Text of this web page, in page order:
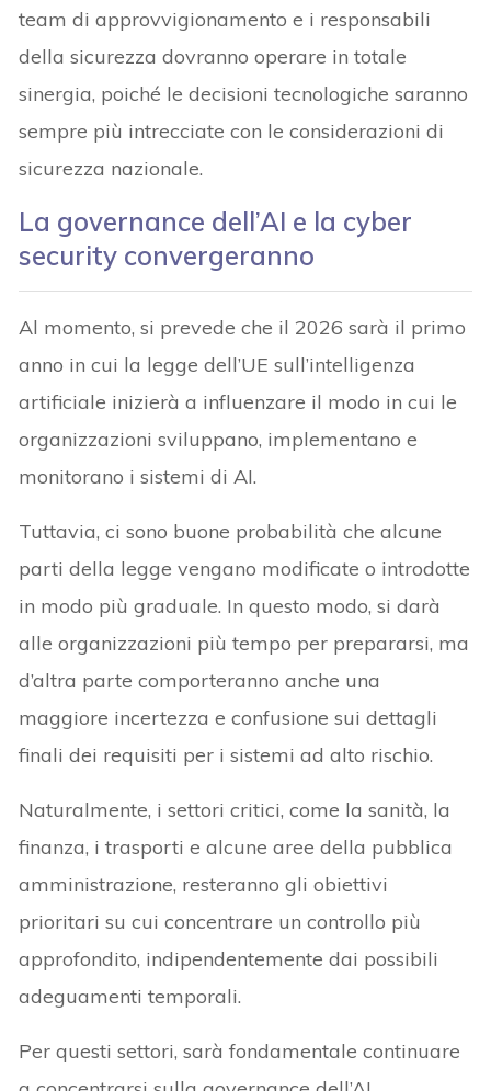
team di approvvigionamento e i responsabili
della sicurezza dovranno operare in totale
sinergia, poiché le decisioni tecnologiche saranno
sempre più intrecciate con le considerazioni di
sicurezza nazionale.
La governance dell’AI e la cyber
security convergeranno
Al momento, si prevede che il 2026 sarà il primo
anno in cui la legge dell’UE sull’intelligenza
artificiale inizierà a influenzare il modo in cui le
organizzazioni sviluppano, implementano e
monitorano i sistemi di AI.
Tuttavia, ci sono buone probabilità che alcune
parti della legge vengano modificate o introdotte
in modo più graduale. In questo modo, si darà
alle organizzazioni più tempo per prepararsi, ma
d’altra parte comporteranno anche una
maggiore incertezza e confusione sui dettagli
finali dei requisiti per i sistemi ad alto rischio.
Naturalmente, i settori critici, come la sanità, la
finanza, i trasporti e alcune aree della pubblica
amministrazione, resteranno gli obiettivi
prioritari su cui concentrare un controllo più
approfondito, indipendentemente dai possibili
adeguamenti temporali.
Per questi settori, sarà fondamentale continuare